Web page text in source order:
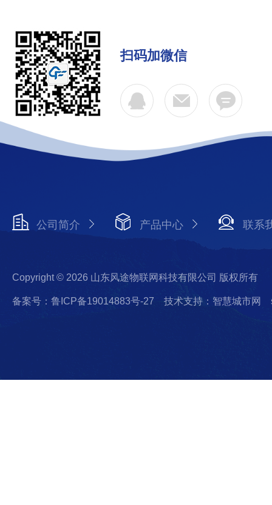
扫码加微信
公司简介 产品中心 联系
Copyright © 2026 山东风途物联网科技有限公司 版权所有
备案号：鲁ICP备19014883号-27 技术支持：智慧城市网